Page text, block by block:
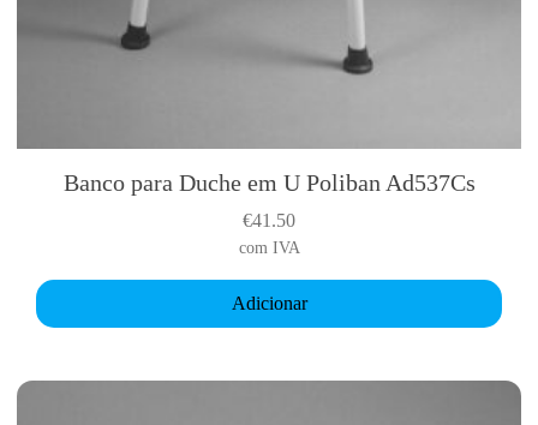
Banco para Duche em U Poliban Ad537Cs
€41.50
com IVA
Adicionar